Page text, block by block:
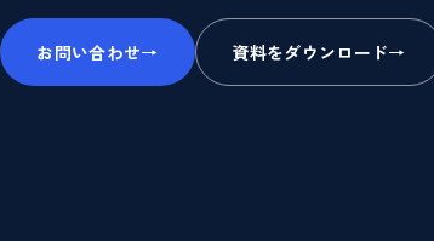
お問い合わせ→ 資料をダウンロード→